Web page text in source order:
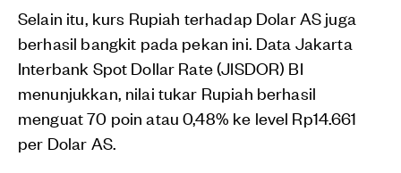
Selain itu, kurs Rupiah terhadap Dolar AS juga
berhasil bangkit pada pekan ini. Data Jakarta
Interbank Spot Dollar Rate (JISDOR) BI
menunjukkan, nilai tukar Rupiah berhasil
menguat 70 poin atau 0,48% ke level Rp14.661
per Dolar AS.